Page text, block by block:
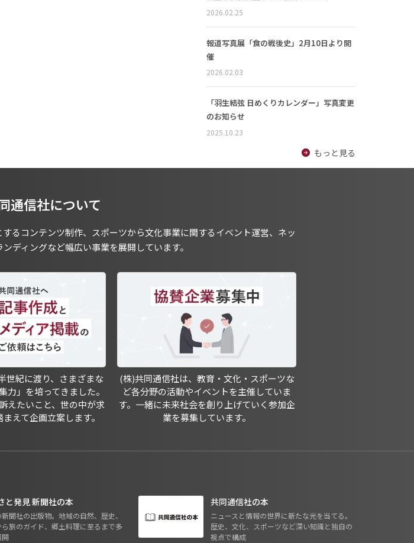
2026.02.25
報道写真展「食の戦後史」2月10日より開
催
2026.02.03
「羽生結弦 日めくりカレンダー」写真変更
のお知らせ
2025.10.23
もっと見る
通信社について
るコンテンツ制作、スポーツから文化事業に関するイベント運営、ネッ
ディングなど幅広い事業を展開しています。
世紀に渡り、さまざまな
力」を培ってきました。
えたいこと、世の中が求
えて企画立案します。
(株)共同通信社は、教育・文化・スポーツな
ど各分野の活動やイベントを主催していま
す。一緒に未来社会を創り上げていく参加企
業を募集しています。
と発見 新聞社の本
聞社の出版物。地域の自然、歴史、
ら旅のガイド、郷土料理に至るまで多
共同通信社の本
ニュースと情報の世界に新たな光を当てる。
歴史、文化、スポーツなど深い知識と独自の
視点で構成